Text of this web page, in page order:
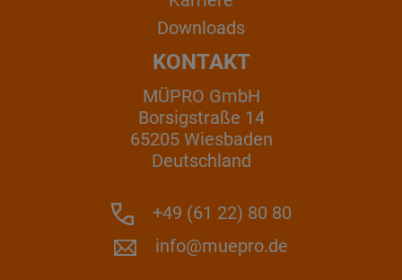
Downloads
KONTAKT
MÜPRO GmbH
Borsigstraße 14
65205 Wiesbaden
Deutschland
+49 (61 22) 80 80
info@muepro.de